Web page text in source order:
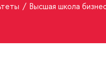
Высшая школа